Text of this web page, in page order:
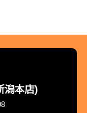
潟本店)